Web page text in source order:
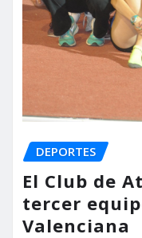
DEPORTES
El Club de
tercer
Valenciana